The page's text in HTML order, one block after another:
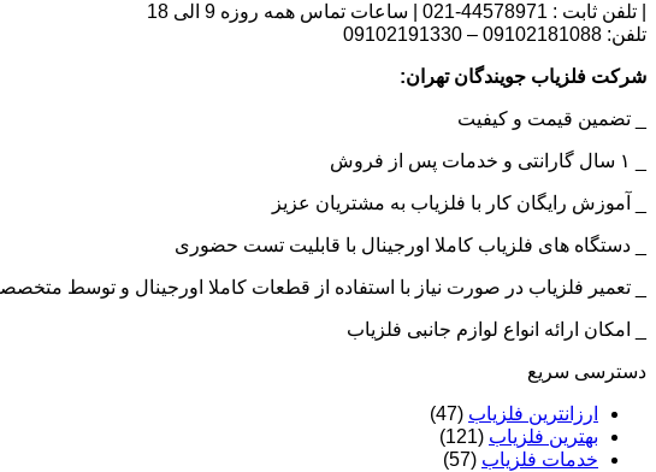
| تلفن ثابت : 44578971-021 | ساعات تماس همه روزه 9 الی 18
تلفن: 09102181088 – 09102191330
شرکت فلزیاب جویندگان تهران:
_ تضمین قیمت و کیفیت
_ آموزش رایگان کار با فلزیاب به مشتریان عزیز
_ دستگاه های فلزیاب کاملا اورجینال با قابلیت تست حضوری
_ تعمیر فلزیاب در صورت نیاز با استفاده از قطعات کاملا اورجینال و توسط
_ امکان ارائه انواع لوازم جانبی فلزیاب
دسترسی سریع
ارزانترین فلزیاب (47)
بهترین فلزیاب (121)
خدمات فلزیاب (57)